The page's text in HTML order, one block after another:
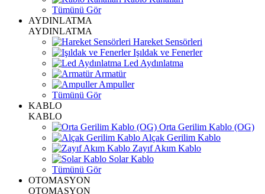
Tümünü Gör
AYDINLATMA
AYDINLATMA
Hareket Sensörleri
Işıldak ve Fenerler
Led Aydınlatma
Armatür
Ampuller
Tümünü Gör
KABLO
KABLO
Orta Gerilim Kablo (OG)
Alçak Gerilim Kablo
Zayıf Akım Kablo
Solar Kablo
Tümünü Gör
OTOMASYON
OTOMASYON